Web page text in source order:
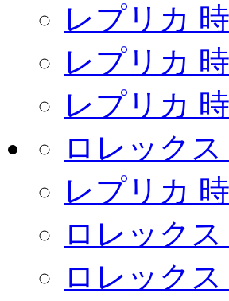
レプリカ
レプリカ
レプリカ
ロレック
レプリカ
ロレック
ロレック